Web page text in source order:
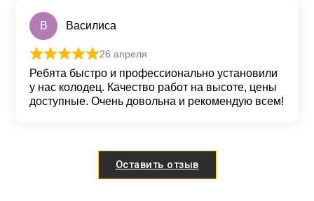
В Василиса
Оценка из 5
26 апреля
Ребята быстро и профессионально установили
у нас колодец. Качество работ на высоте, цены
доступные. Очень довольна и рекомендую всем!
Оставить отзыв